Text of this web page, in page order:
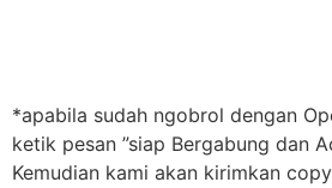
*apabila sudah ngobrol dengan
ketik pesan ”siap Bergabung dan
Kemudian kami akan kirimkan